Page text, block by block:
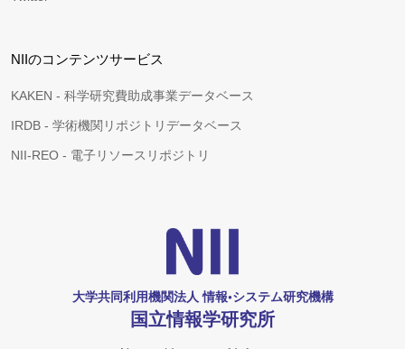
NIIのコンテンツサービス
KAKEN - 科学研究費助成事業データベース
IRDB - 学術機関リポジトリデータベース
NII-REO - 電子リソースリポジトリ
大学共同利用機関法人 情報•システム研究機構
国立情報学研究所